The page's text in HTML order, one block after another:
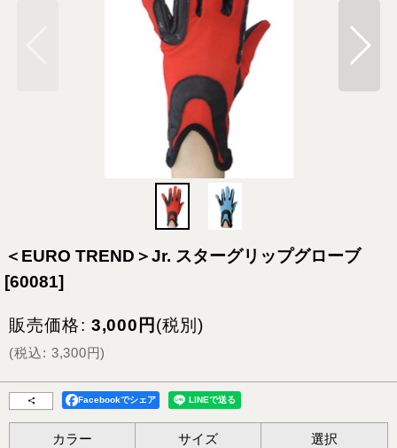
＜EURO TREND＞Jr. スターグリップグローブ
[60081]
販売価格: 3,000 円 (税別)
(税込: 3,300円)
Facebookでシェア
カラー サイズ 選択